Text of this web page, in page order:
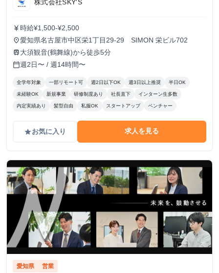
株式会社SKY'S
currency_yen 時給¥1,500-¥2,500
place愛知県名古屋市中区栄1丁目29-29 SIMON 栄ビル702
train 大須観音(鶴舞線)から徒歩5分
calendar_today週2日〜 / 週14時間〜
全学年対象 一部リモート可 週2日以下OK 週3日以上推奨 半日OK
未経験OK 新規事業 研修制度あり 社長直下 インターン生多数
内定実績あり 髪型自由 私服OK スタートアップ ベンチャー
gradeお気に入り 求人を見る
愛知県 営業